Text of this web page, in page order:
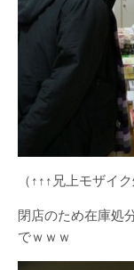
（↑↑↑兄上モザイ
閉店のため在庫処
でｗｗｗ